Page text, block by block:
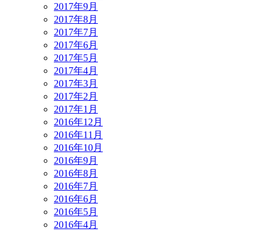
2017年9月
2017年8月
2017年7月
2017年6月
2017年5月
2017年4月
2017年3月
2017年2月
2017年1月
2016年12月
2016年11月
2016年10月
2016年9月
2016年8月
2016年7月
2016年6月
2016年5月
2016年4月